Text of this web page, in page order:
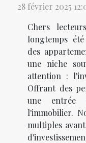
28 février 2025
Chers
longtemps
des
une niche
attention :
Offrant des
une entrée
l'immobilier.
multiples